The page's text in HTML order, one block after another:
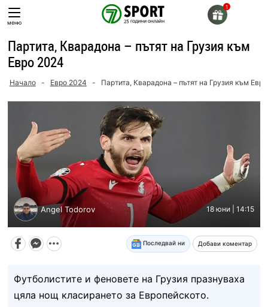
Skip
toменю
Партита, Кварадона – пътят на Грузия към
Евро 2024
Начало - Евро 2024 - Партита, Кварадона – пътят на Грузия към
Angel Todorov 18 юни | 14:15
Последвай ни Добави коментар
Футболистите и феновете на Грузия празнуваха
цяла нощ класирането за Европейското.